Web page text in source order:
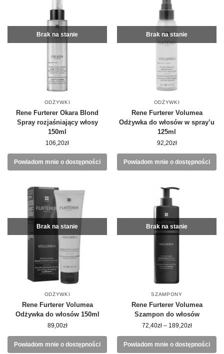
Brak na stanie
ODŻYWKI
Rene Furterer Okara Blond
Spray rozjaśniający włosy
150ml
106,20zł
Powiadom mnie o dostępności
Brak na stanie
ODŻYWKI
Rene Furterer Volumea
Odżywka do włosów w spray’u
125ml
92,20zł
Powiadom mnie o dostępności
Brak na stanie
ODŻYWKI
Rene Furterer Volumea
Odżywka do włosów 150ml
89,00zł
Powiadom mnie o dostępności
Brak na stanie
SZAMPONY
Rene Furterer Volumea
Szampon do włosów
72,40zł – 189,20zł
Powiadom mnie o dostępności